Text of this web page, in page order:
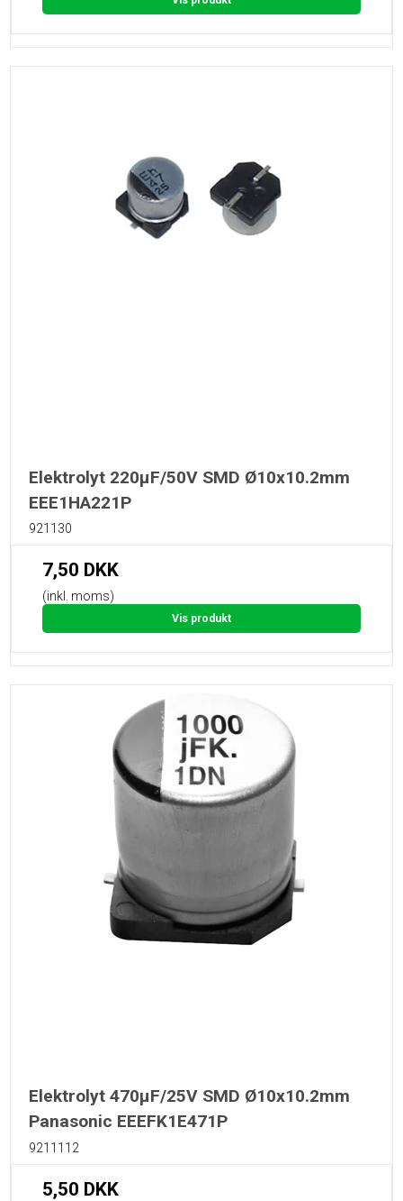
Elektrolyt 220µF/50V SMD Ø10x10.2mm
EEE1HA221P
921130
7,50 DKK
(inkl. moms)
Vis produkt
Elektrolyt 470µF/25V SMD Ø10x10.2mm
Panasonic EEEFK1E471P
9211112
5,50 DKK